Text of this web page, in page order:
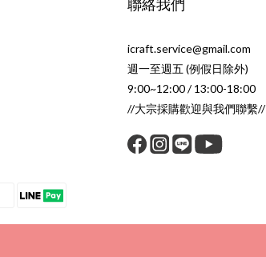
聯絡我們
icraft.service@gmail.com
週一至週五 (例假日除外)
9:00~12:00 / 13:00-18:00
//大宗採購歡迎與我們聯繫//